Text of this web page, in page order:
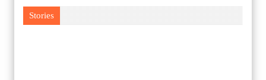
Stories